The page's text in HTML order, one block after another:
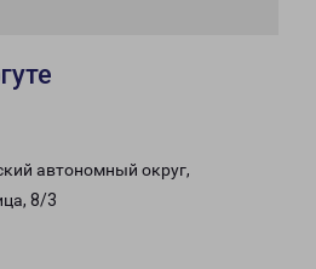
автономный округ,
8/3